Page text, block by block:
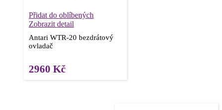
Přidat do oblíbených
Zobrazit detail
Antari WTR-20 bezdrátový
ovladač
2960 Kč